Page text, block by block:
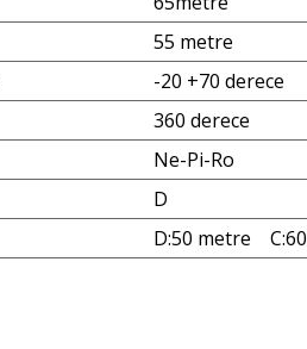
55 metre
-20 +70 derece
360 derece
Ne-Pi-Ro
D
D:50 metre